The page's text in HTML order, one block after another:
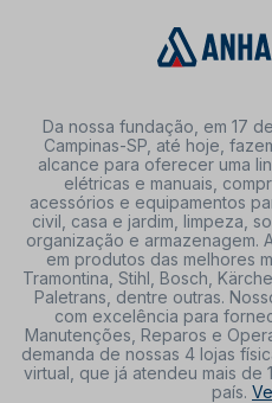
Da nossa fundação, em 17
Campinas-SP, até hoje,
alcance para oferecer uma
elétricas e manuais,
acessórios e equipamentos
civil, casa e jardim, limpeza,
organização e armazenagem.
em produtos das melhores
Tramontina, Stihl, Bosch,
Paletrans, dentre outras.
com excelência para
Manutenções, Reparos e
demanda de nossas 4 lojas
virtual, que já atendeu mais de
país.